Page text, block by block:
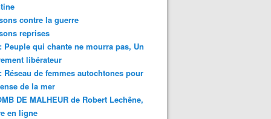
contre la guerre
reprises
Peuple qui chante ne mourra pas, Un
libérateur
Réseau de femmes autochtones pour
de la mer
DE MALHEUR de Robert Lechêne,
en ligne